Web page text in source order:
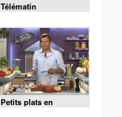
Télématin
Petits plats en
équilibre